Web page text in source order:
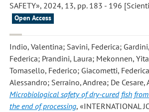
SAFETY», 2024, 13, pp. 183 - 196
Open Access
Indio, Valentina; Savini, Federica;
Federica; Prandini, Laura; Mekonnen,
Tomasello, Federico; Giacometti,
Alessandro; Serraino, Andrea; De Cesare,
Microbiological safety of dry-cured fish
the end of processing, «INTERNATIONAL